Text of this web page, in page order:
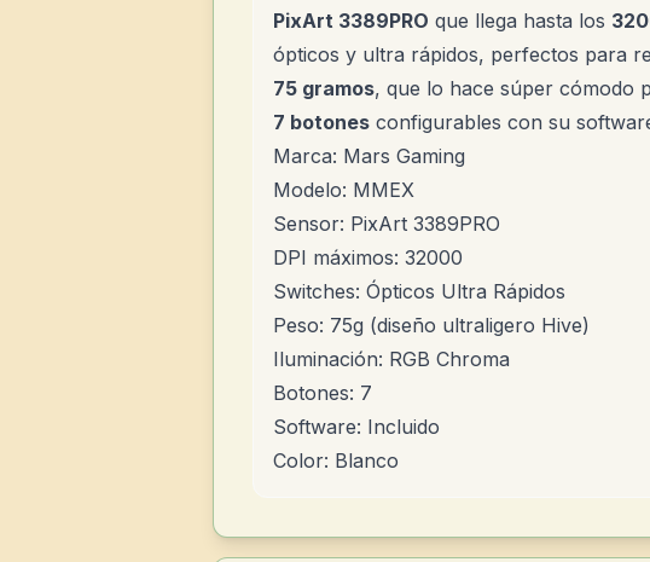
PixArt 3389PRO que llega hasta los
ópticos y ultra rápidos, perfectos para
75 gramos, que lo hace súper cómodo
7 botones configurables con su
Marca: Mars Gaming
Modelo: MMEX
Sensor: PixArt 3389PRO
DPI máximos: 32000
Switches: Ópticos Ultra Rápidos
Peso: 75g (diseño ultraligero Hive)
Iluminación: RGB Chroma
Botones: 7
Software: Incluido
Color: Blanco